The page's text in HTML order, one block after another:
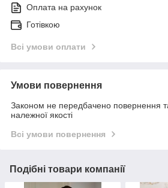
Оплата на рахунок
Готівкою
Всі умови оплати
Умови повернення
Законом не передбачено повернення
належної якості
Всі умови повернення
Подібні товари компанії